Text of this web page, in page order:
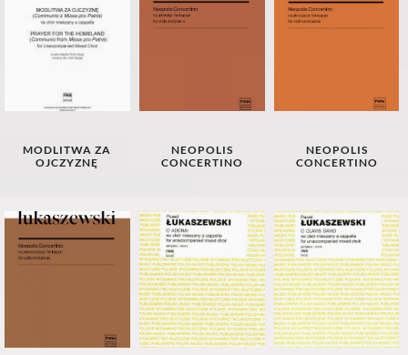
MODLITWA ZA
OJCZYZNĘ
NEOPOLIS
CONCERTINO
NEOPOLIS
CONCERTINO